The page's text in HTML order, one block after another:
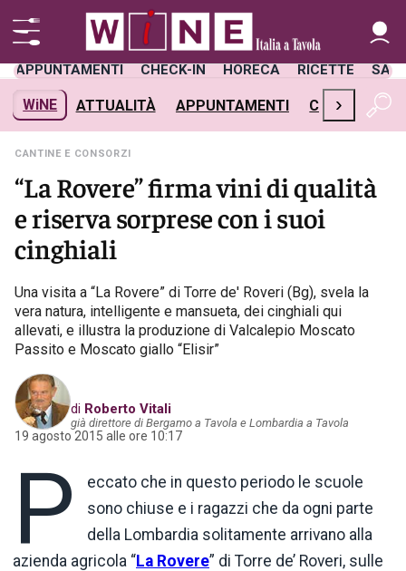
APPUNTAMENTI CHECK-IN HORECA RICETTE
WiNE ATTUALITÀ APPUNTAMENTI CHECK-IN
›
CANTINE E CONSORZI
“La Rovere” firma vini di qualità
e riserva sorprese con i suoi
cinghiali
Una visita a “La Rovere” di Torre de' Roveri (Bg), svela la
vera natura, intelligente e mansueta, dei cinghiali qui
allevati, e illustra la produzione di Valcalepio Moscato
Passito e Moscato giallo “Elisir”
di Roberto Vitali
già direttore di Bergamo a Tavola e Lombardia a Tavola
19 agosto 2015 alle ore 10:17
P
eccato che in questo periodo le scuole
sono chiuse e i ragazzi che da ogni parte
della Lombardia solitamente arrivano alla
azienda agricola “La Rovere” di Torre de’ Roveri, sulle